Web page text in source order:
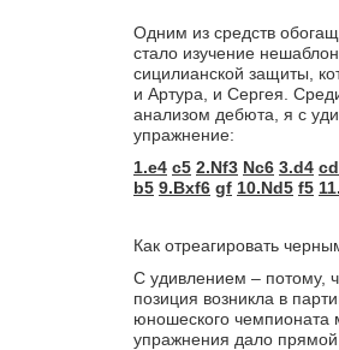
Одним из средств
стало изучение
сицилианской защиты,
и Артура, и Сергея.
анализом дебюта, я с
упражнение:
1.e4 c5 2.Nf3 Nc6 3.d4 cd
b5 9.Bxf6 gf 10.Nd5 f5
Как отреагировать
С удивлением – потому,
позиция возникла в
юношеского чемпионата
упражнения дало прямой